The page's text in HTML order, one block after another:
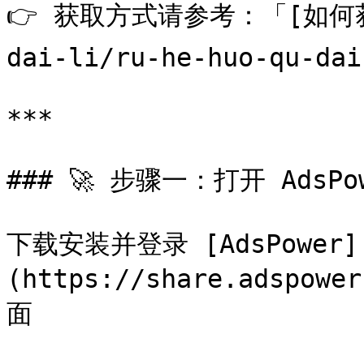
👉 获取方式请参考：「[
dai-li/ru-he-huo-qu-
***
### 🚀 步骤一：打开
下载安装并登录 [AdsPower]
(https://
面